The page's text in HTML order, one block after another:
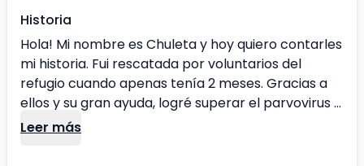
Historia
Hola! Mi nombre es Chuleta y hoy quiero contarles
mi historia. Fui rescatada por voluntarios del
refugio cuando apenas tenía 2 meses. Gracias a
ellos y su gran ayuda, logré superar el parvovirus y
el distemper. Por eso, me reconocen como una
Leer más